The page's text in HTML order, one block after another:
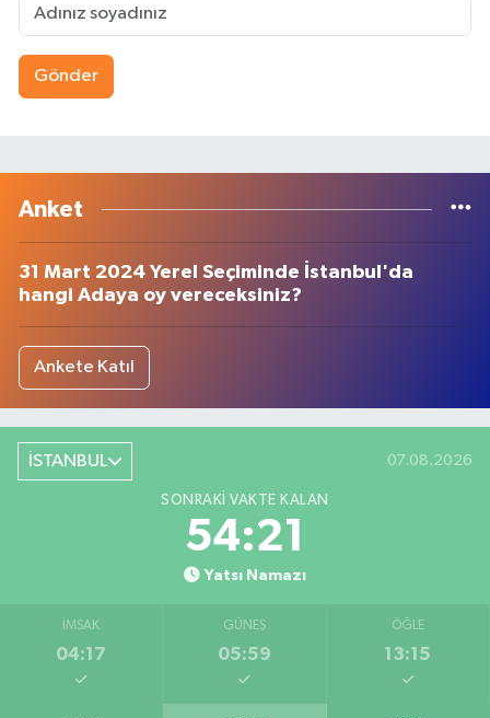
Gönder
Anket
31 Mart 2024 Yerel Seçiminde İstanbul'da
hangi Adaya oy vereceksiniz?
Ankete Katıl
İSTANBUL 07.08.2026
SONRAKI VAKTE KALAN
54:20
Yatsı Namazı
İMSAK
04:17
GÜNEŞ
05:59
ÖĞLE
13:15